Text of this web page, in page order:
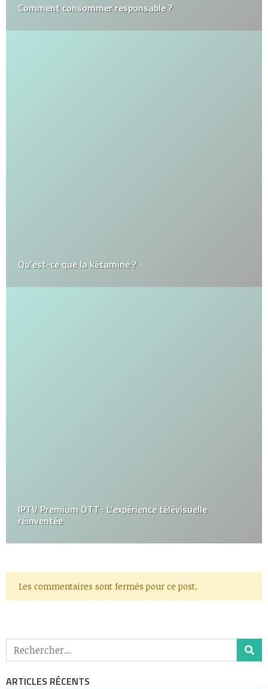
Comment consommer responsable ?
Qu’est-ce que la kétamine ?
IPTV Premium OTT : L’expérience télévisuelle
réinventée
Les commentaires sont fermés pour ce post.
ARTICLES RÉCENTS